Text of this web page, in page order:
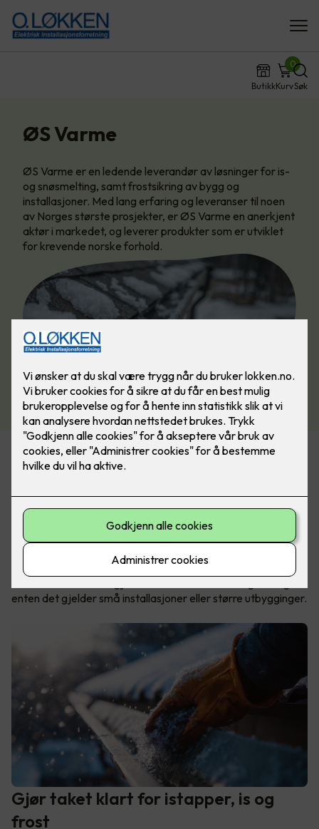
ButikkKurv
0
Søk
ØS Varme
ØS Varme er en ledende leverandør av løsninger for is-
og snøsmelting, samt frostsikring av bygg og
installasjoner. Med lang erfaring og leveranser til noen
av Norges største prosjekter, er ØS Varme en anerkjent
aktør i markedet, og leverer produkter som er utviklet
for krevende norske forhold.
Spesialist på is- og
ØS Varme har lager i Norge, noe som gir kort leveringstid og
god tilgjengelighet. Produktene leveres både som kappbare
metervarer og som ferdigproduserte løsninger, tilpasset
ulike typer prosjekter og behov.
enten det gjelder små installasjoner eller større utbygginger.
Gjør taket klart for istapper, is og
frost